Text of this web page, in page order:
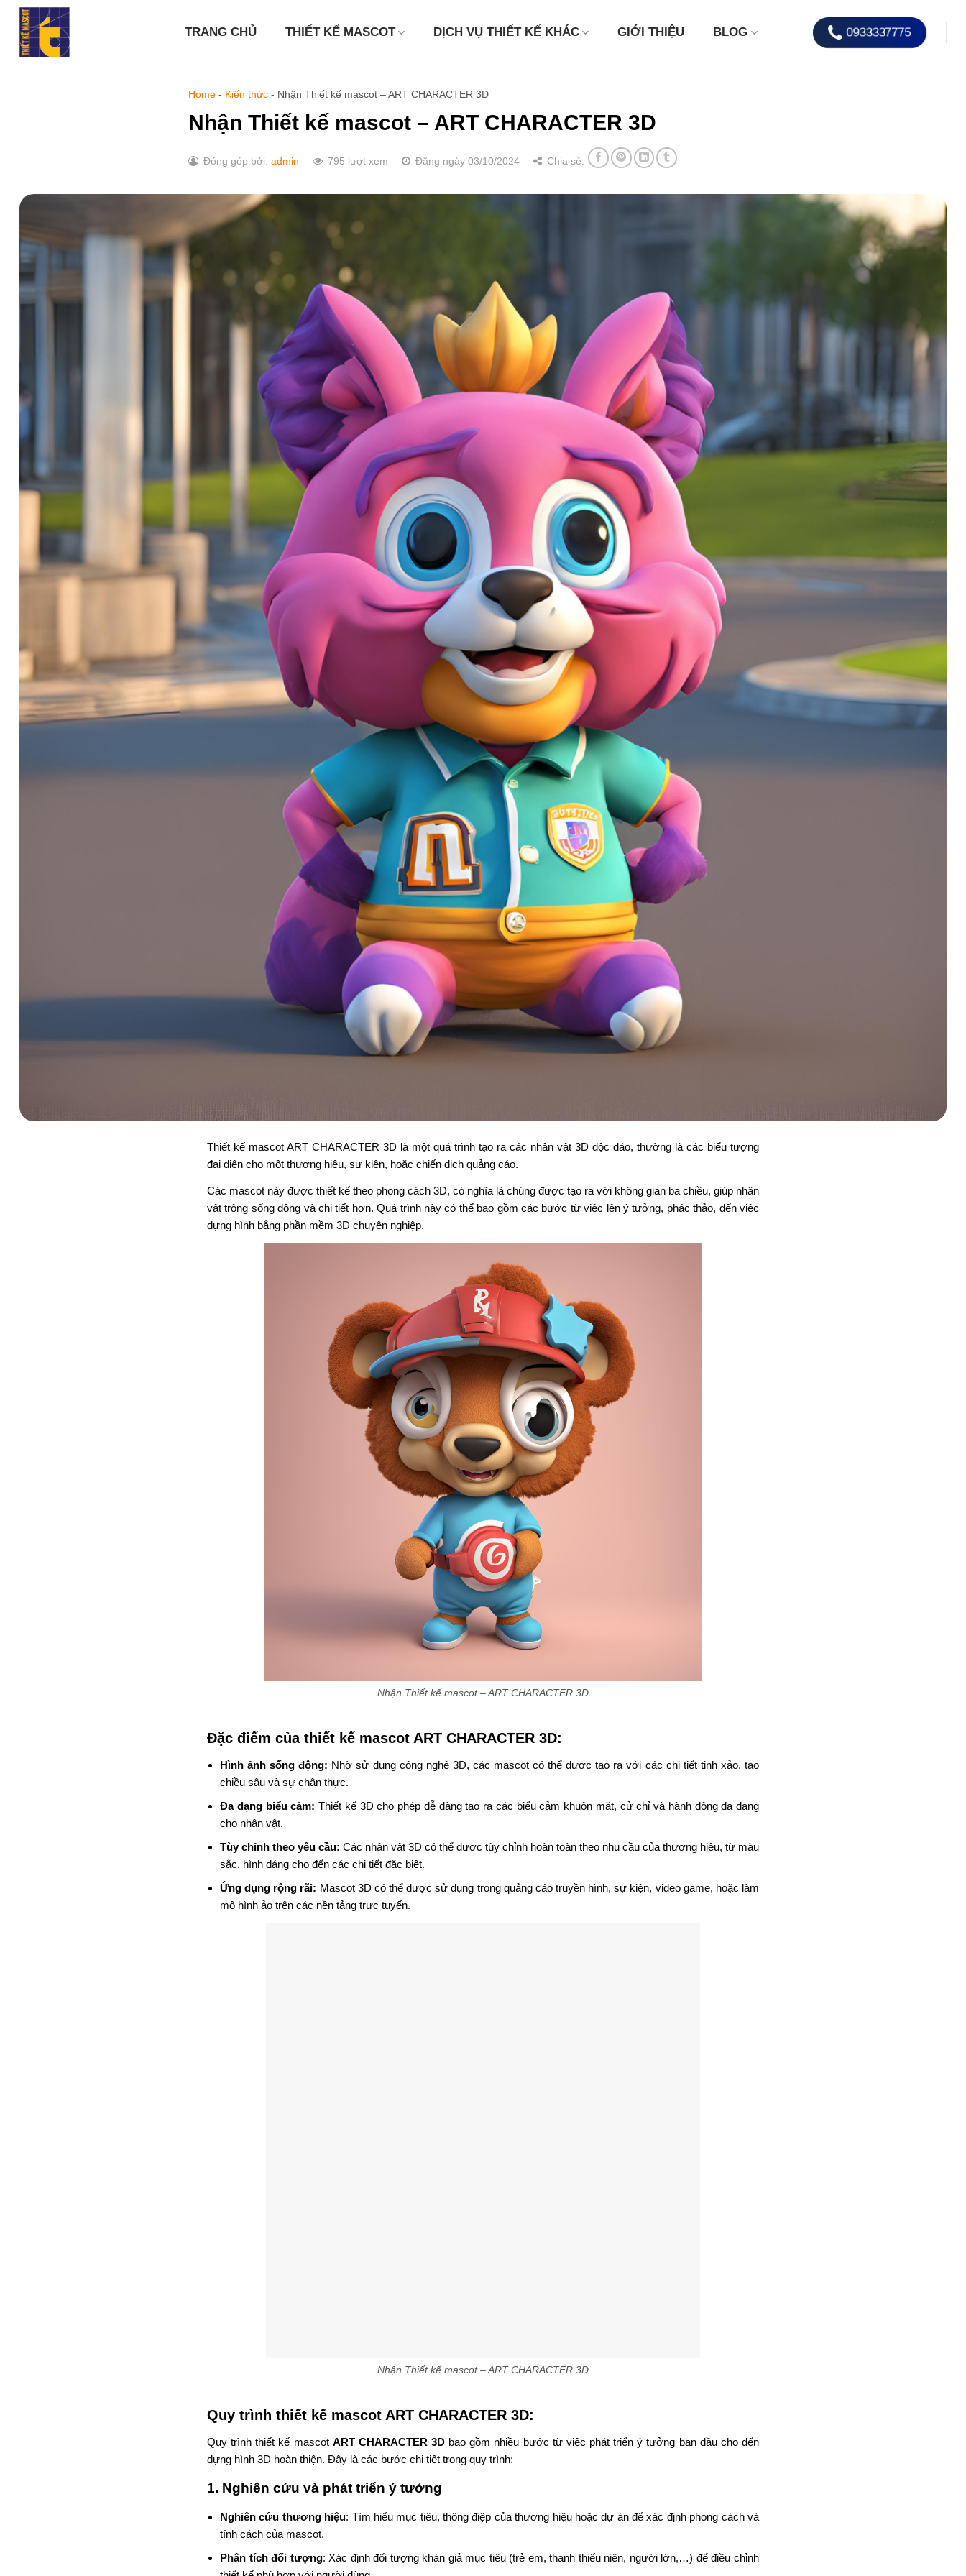
Chuyển
TRANG CHỦ THIẾT KẾ MASCOT DỊCH VỤ THIẾT KẾ KHÁC GIỚI THIỆU BLOG 0933337775
Home - Kiến thức - Nhận Thiết kế mascot – ART CHARACTER 3D
Nhận Thiết kế mascot – ART CHARACTER 3D
Đóng góp bởi: admin 795 lượt xem Đăng ngày 03/10/2024 Chia sẻ:
Thiết kế mascot ART CHARACTER 3D là một quá trình tạo ra các nhân vật 3D độc đáo, thường là các biểu tượng
đại diện cho một thương hiệu, sự kiện, hoặc chiến dịch quảng cáo.
Các mascot này được thiết kế theo phong cách 3D, có nghĩa là chúng được tạo ra với không gian ba chiều, giúp nhân
vật trông sống động và chi tiết hơn. Quá trình này có thể bao gồm các bước từ việc lên ý tưởng, phác thảo, đến việc
dựng hình bằng phần mềm 3D chuyên nghiệp.
Nhận Thiết kế mascot – ART CHARACTER 3D
Đặc điểm của thiết kế mascot ART CHARACTER 3D:
Hình ảnh sống động: Nhờ sử dụng công nghệ 3D, các mascot có thể được tạo ra với các chi tiết tinh xảo, tạo
chiều sâu và sự chân thực.
Đa dạng biểu cảm: Thiết kế 3D cho phép dễ dàng tạo ra các biểu cảm khuôn mặt, cử chỉ và hành động đa dạng
cho nhân vật.
Tùy chỉnh theo yêu cầu: Các nhân vật 3D có thể được tùy chỉnh hoàn toàn theo nhu cầu của thương hiệu, từ màu
sắc, hình dáng cho đến các chi tiết đặc biệt.
Ứng dụng rộng rãi: Mascot 3D có thể được sử dụng trong quảng cáo truyền hình, sự kiện, video game, hoặc làm
mô hình ảo trên các nền tảng trực tuyến.
Nhận Thiết kế mascot – ART CHARACTER 3D
Quy trình thiết kế mascot ART CHARACTER 3D:
Quy trình thiết kế mascot ART CHARACTER 3D bao gồm nhiều bước từ việc phát triển ý tưởng ban đầu cho đến
dựng hình 3D hoàn thiện. Đây là các bước chi tiết trong quy trình:
1. Nghiên cứu và phát triển ý tưởng
Nghiên cứu thương hiệu: Tìm hiểu mục tiêu, thông điệp của thương hiệu hoặc dự án để xác định phong cách và
tính cách của mascot.
Phân tích đối tượng: Xác định đối tượng khán giả mục tiêu (trẻ em, thanh thiếu niên, người lớn,…) để điều chỉnh